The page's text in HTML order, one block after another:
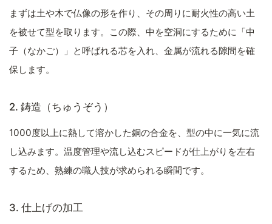
まずは土や木で仏像の形を作り、その周りに耐火性の高い土
を被せて型を取ります。この際、中を空洞にするために「中
子（なかご）」と呼ばれる芯を入れ、金属が流れる隙間を確
保します。
2. 鋳造（ちゅうぞう）
1000度以上に熱して溶かした銅の合金を、型の中に一気に流
し込みます。温度管理や流し込むスピードが仕上がりを左右
するため、熟練の職人技が求められる瞬間です。
3. 仕上げの加工